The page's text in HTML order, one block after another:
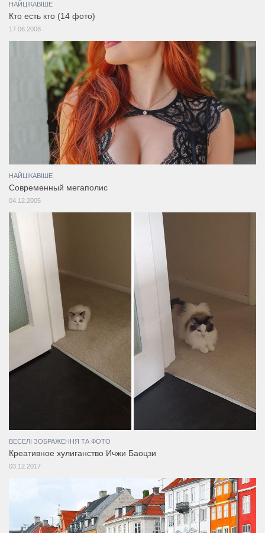
НАЙЦІКАВІШЕ
Кто есть кто (14 фото)
17.06.2008
НАЙЦІКАВІШЕ
Современный мегаполис
04.12.2005
ВЕСЕЛІ ЗОБРАЖЕННЯ ТА ФОТО
Креативное хулиганство Ичжи Баоцзи
03.12.2017